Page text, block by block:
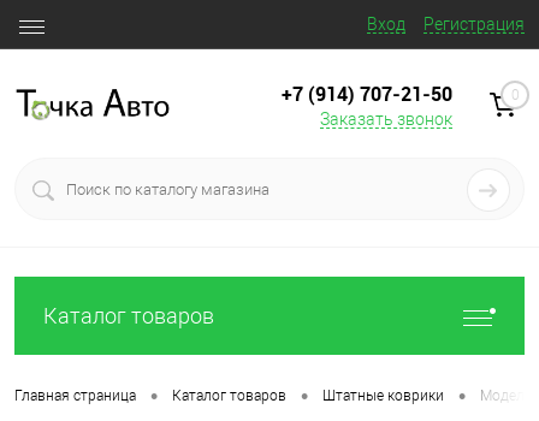
Вход Регистрация
+7 (914) 707‒21‒50
Заказать звонок
0
Каталог товаров
Главная страница • Каталог товаров • Штатные коврики •